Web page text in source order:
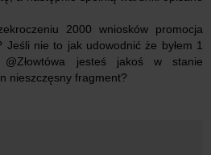
2000 wniosków promocja
Jeśli nie to jak udowodnić że byłem 1
jesteś jakoś w stanie
nieszczęsny fragment?